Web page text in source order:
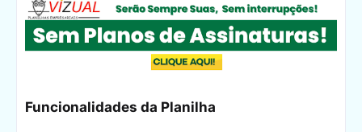
Funcionalidades da Planilha